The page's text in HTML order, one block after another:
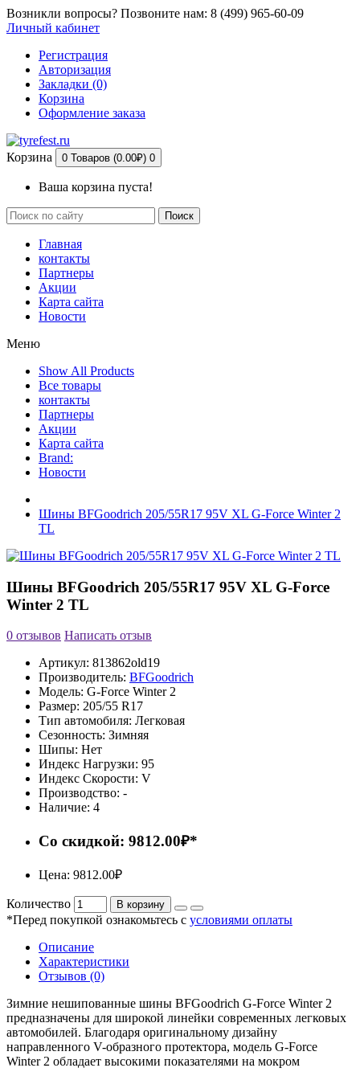
Возникли вопросы? Позвоните нам: 8 (499) 965-60-09
Личный кабинет
Регистрация
Авторизация
Закладки (0)
Корзина
Оформление заказа
Корзина 0 Товаров (0.00₽) 0
Ваша корзина пуста!
Поиск
Главная
контакты
Партнеры
Акции
Карта сайта
Новости
Меню
Show All Products
Все товары
контакты
Партнеры
Акции
Карта сайта
Brand:
Новости
Шины BFGoodrich 205/55R17 95V XL G-Force Winter 2
TL
Шины BFGoodrich 205/55R17 95V XL G-Force
Winter 2 TL
0 отзывов Написать отзыв
Артикул: 813862old19
Производитель: BFGoodrich
Модель: G-Force Winter 2
Размер: 205/55 R17
Тип автомобиля: Легковая
Сезонность: Зимняя
Шипы: Нет
Индекс Нагрузки: 95
Индекс Скорости: V
Производство: -
Наличие: 4
Со скидкой: 9812.00₽*
Цена: 9812.00₽
Количество В корзину
*Перед покупкой ознакомьтесь с условиями оплаты
Описание
Характеристики
Отзывов (0)
Зимние нешипованные шины BFGoodrich G-Force Winter 2
предназначены для широкой линейки современных легковых
автомобилей. Благодаря оригинальному дизайну
направленного V-образного протектора, модель G-Force
Winter 2 обладает высокими показателями на мокром